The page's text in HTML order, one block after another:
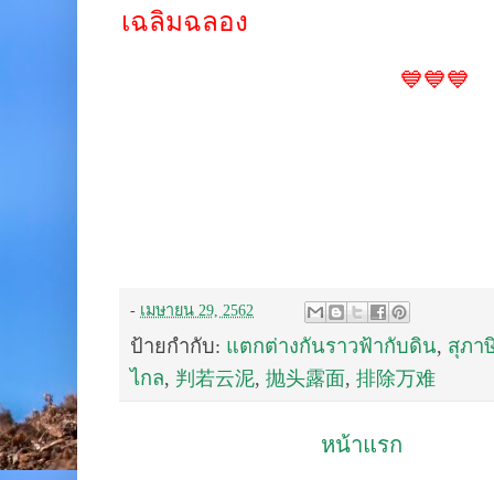
เฉลิมฉลอง
💙💙💙
- เมษายน 29, 2562
ป้ายกำกับ: แตกต่างกันราวฟ้ากับดิน, สุภา
ไกล, 判若云泥, 抛头露面, 排除万难
หน้าแรก